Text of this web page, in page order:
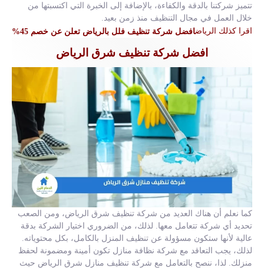
تتميز شركتنا بالدقة والكفاءة، بالإضافة إلى الخبرة التي اكتسبتها من
خلال العمل في مجال التنظيف منذ زمن بعيد.
اقرا كذلك الرياضافضل شركة تنظيف فلل بالرياض تعلن عن خصم 45%
افضل شركة تنظيف شرق الرياض
كما نعلم أن هناك العديد من شركة تنظيف شرق الرياض، ومن الصعب
تحديد أي شركة تتعامل معها. لذلك، من الضروري اختيار الشركة بدقة
عالية لأنها ستكون مسؤولة عن تنظيف المنزل بالكامل، بكل محتوياته.
لذلك، يجب التعاقد مع شركة نظافة منازل تكون أمينة ومضمونة لحفظ
منزلك. لذا، ننصح بالتعامل مع شركة تنظيف منازل شرق الرياض حيث